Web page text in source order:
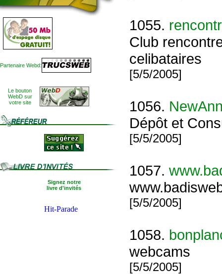
Partenaire Webd:
Le bouton
WebD sur
votre site
Signez notre
livre d'invités
1055.
Club
celibataires
[5/5/2005]
1056.
Dépôt et
[5/5/2005]
1057.
[5/5/2005]
1058.
webcams
[5/5/2005]